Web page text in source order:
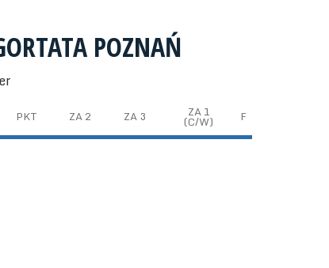
POZNAŃ
PKT ZA 2 ZA 3 ZA 1
(C/W) F